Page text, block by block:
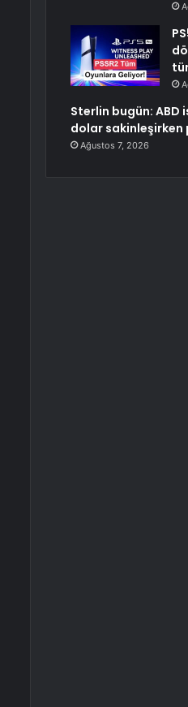
Sterlin bugün:
dolar sakinleşirken
Ağustos 7, 2026